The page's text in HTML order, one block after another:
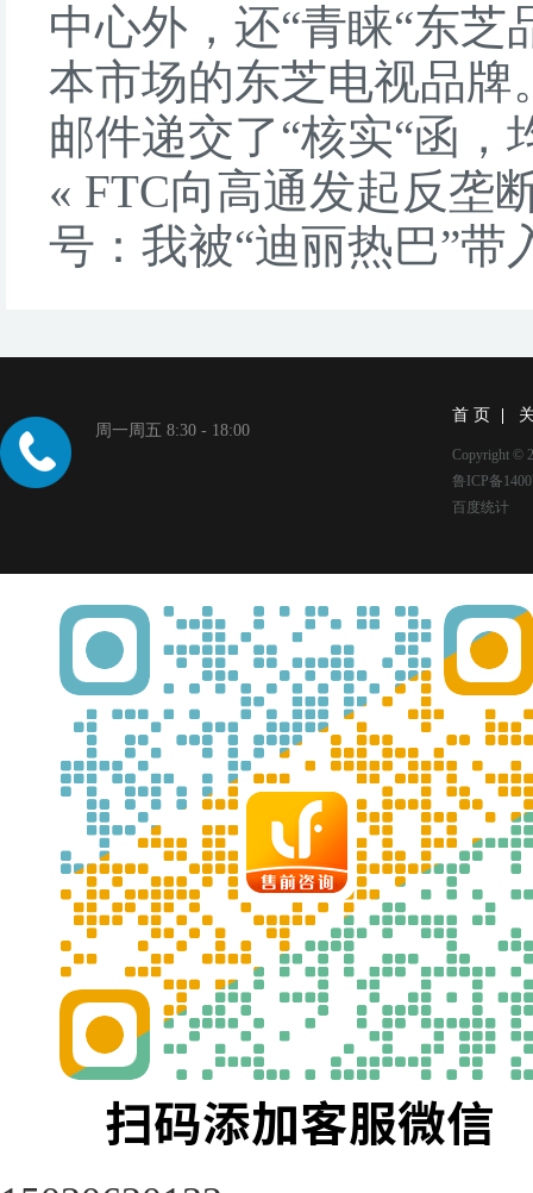
中心外，还“青睐“东
本市场的东芝电视品
邮件递交了“核实“函
« FTC向高通发起反垄
号：我被“迪丽热巴”带
周一周五 8:30 - 18:00
首 页
Copyright ©
鲁ICP备
百度统计